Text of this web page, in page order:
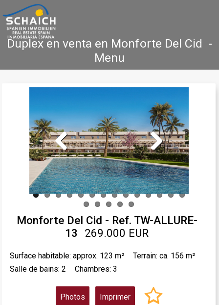
Duplex en venta en Monforte Del Cid -
Menu
Nouvelle Construction Références
Contact
Previous Next
Monforte Del Cid - Ref. TW-ALLURE-
13
269.000 EUR
Surface habitable: approx. 123 m²
Terrain: ca. 156 m²
Salle de bains: 2
Chambres: 3
Photos Imprimer